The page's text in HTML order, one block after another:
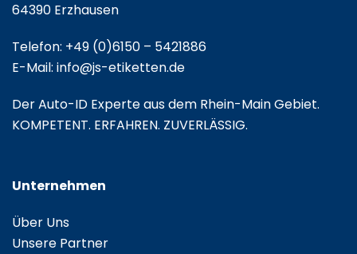
64390 Erzhausen
Telefon: +49 (0)6150 – 5421886
E-Mail: info@js-etiketten.de
Der Auto-ID Experte aus dem Rhein-Main Gebiet.
KOMPETENT. ERFAHREN. ZUVERLÄSSIG.
Unternehmen
Über Uns
Unsere Partner